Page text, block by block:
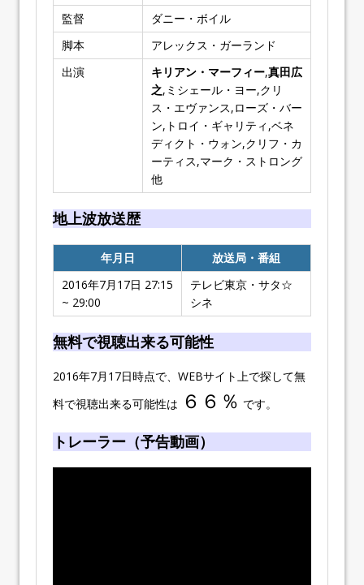
監督
ダニー・ボイル
脚本
アレックス・ガーランド
出演
キリアン・マーフィー,真田広
之,ミシェール・ヨー,クリ
ス・エヴァンス,ローズ・バー
ン,トロイ・ギャリティ,ベネ
ディクト・ウォン,クリフ・カ
ーティス,マーク・ストロング
他
地上波放送歴
年月日
放送局・番組
2016年7月17日 27:15
~ 29:00
テレビ東京・サタ☆
シネ
無料で視聴出来る可能性
2016年7月17日時点で、WEBサイト上で探して無
料で視聴出来る可能性は ６６％ です。
トレーラー（予告動画）